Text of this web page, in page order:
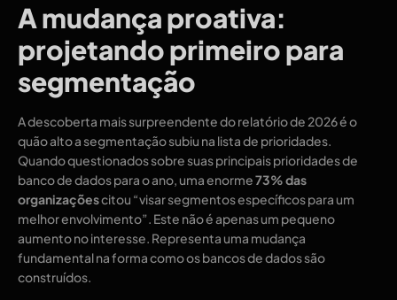
A mudança proativa:
projetando primeiro para
segmentação
A descoberta mais surpreendente do relatório de 2026 é o
quão alto a segmentação subiu na lista de prioridades.
Quando questionados sobre suas principais prioridades de
banco de dados para o ano, uma enorme73% das
organizaçõescitou “visar segmentos específicos para um
melhor envolvimento”. Este não é apenas um pequeno
aumento no interesse. Representa uma mudança
fundamental na forma como os bancos de dados são
construídos.